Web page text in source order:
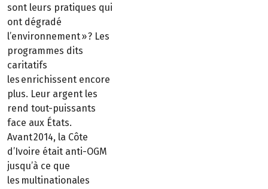
sont leurs pratiques qui
ont dégradé
l’environnement » ? Les
programmes dits
caritatifs
les enrichissent encore
plus. Leur argent les
rend tout-puissants
face aux États.
Avant 2014, la Côte
d’Ivoire était anti-OGM
jusqu’à ce que
les multinationales